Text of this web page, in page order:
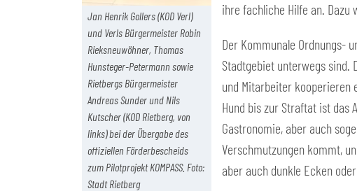
Jan Henrik Gollers (KOD Verl)
und Verls Bürgermeister Robin
Rieksneuwöhner, Thomas
Hunsteger-Petermann sowie
Rietbergs Bürgermeister
Andreas Sunder und Nils
Kutscher (KOD Rietberg, von
links) bei der Übergabe des
offiziellen Förderbescheids
zum Pilotprojekt KOMPASS. Foto:
Stadt Rietberg
ihre fachliche Hilfe an.
Der Kommunale Ordnungs-
Stadtgebiet unterwegs sind.
und Mitarbeiter kooperieren
Hund bis zur Straftat ist das
Gastronomie, aber auch
Verschmutzungen kommt,
aber auch dunkle Ecken